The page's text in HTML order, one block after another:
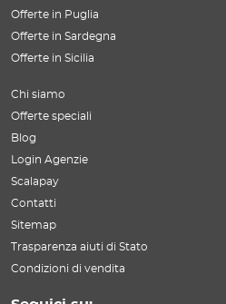
Offerte in Puglia
Offerte in Sardegna
Offerte in Sicilia
Chi siamo
Offerte speciali
Blog
Login Agenzie
Scalapay
Contatti
Sitemap
Trasparenza aiuti di Stato
Condizioni di vendita